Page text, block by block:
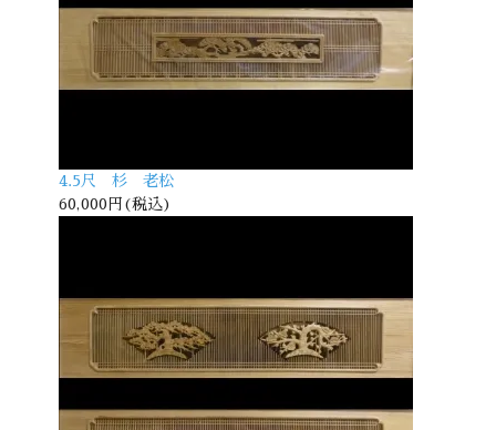
4.5尺 杉 老松
60,000円(税込)